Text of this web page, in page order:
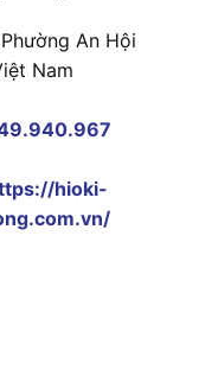
An Hội
Nam
hioki-